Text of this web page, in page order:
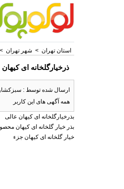
استان تهران > شهر تهران >
ذرخیارگلخانه ای
ارسال شده توسط :
همه آگهی های این کاربر
بذرخیارگلخانه ای کیهان عالی
بذر خیار گلخانه ای کیهان محصول شرکت
خیار گلخانه ای کیهان جزء